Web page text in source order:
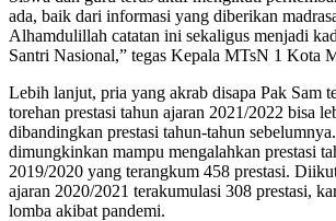
ada, baik dari informasi yang diberikan
Alhamdulillah catatan ini sekaligus menjadi
Santri Nasional,” tegas Kepala MTsN 1 Kota
Lebih lanjut, pria yang akrab disapa Pak Sam
torehan prestasi tahun ajaran 2021/2022 bisa
dibandingkan prestasi tahun-tahun
dimungkinkan mampu mengalahkan prestasi
2019/2020 yang terangkum 458 prestasi.
ajaran 2020/2021 terakumulasi 308 prestasi,
lomba akibat pandemi.